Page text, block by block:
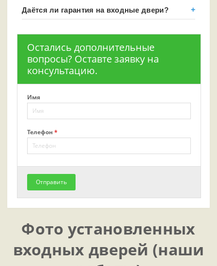
Даётся ли гарантия на входные двери?
Остались дополнительные
вопросы? Оставте заявку на
консультацию.
Имя
Телефон *
Отправить
Фото установленных
входных дверей (наши